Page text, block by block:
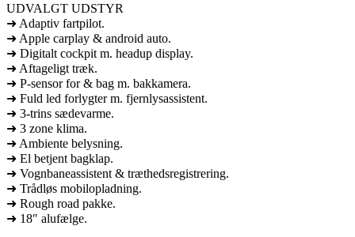
UDVALGT UDSTYR
➜ Adaptiv fartpilot.
➜ Apple carplay & android auto.
➜ Digitalt cockpit m. headup display.
➜ Aftageligt træk.
➜ P-sensor for & bag m. bakkamera.
➜ Fuld led forlygter m. fjernlysassistent.
➜ 3-trins sædevarme.
➜ 3 zone klima.
➜ Ambiente belysning.
➜ El betjent bagklap.
➜ Vognbaneassistent & træthedsregistrering.
➜ Trådløs mobilopladning.
➜ Rough road pakke.
➜ 18″ alufælge.